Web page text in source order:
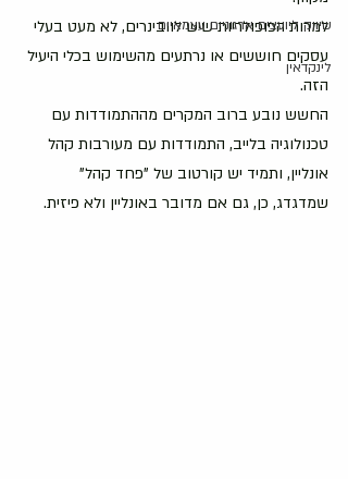
שיווק ליועצים ארגוניים עצמאיים
לינקדאין
למרות הפופולריות שיש לוובינרים, לא מעט בעלי
עסקים חוששים או נרתעים מהשימוש בכלי היעיל
הזה.
החשש נובע ברוב המקרים מההתמודדות עם
טכנולוגיה בלייב, התמודדות עם מעורבות קהל
אונליין, ותמיד יש קורטוב של "פחד קהל"
שמדגדג, כן, גם אם מדובר באונליין ולא פיזית.